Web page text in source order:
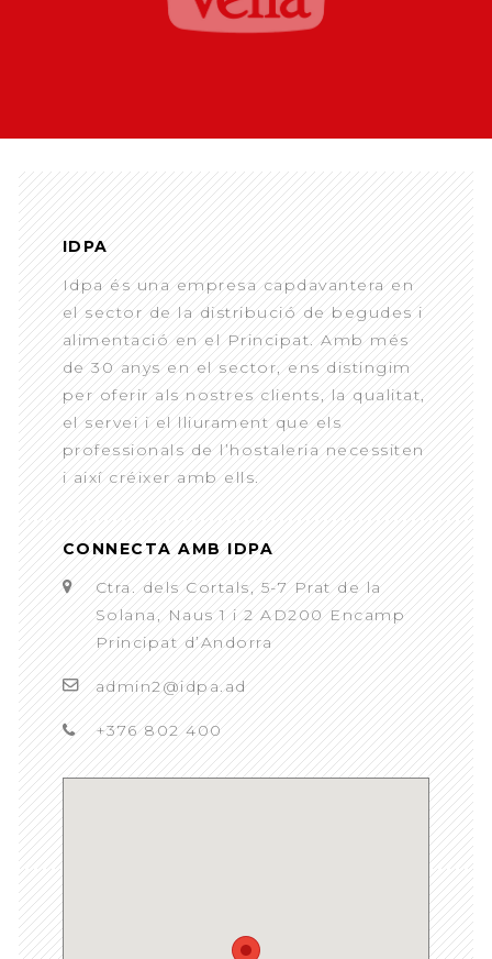
IDPA
Idpa és una empresa capdavantera en
el sector de la distribució de begudes i
alimentació en el Principat. Amb més
de 30 anys en el sector, ens distingim
per oferir als nostres clients, la qualitat,
el servei i el lliurament que els
professionals de l’hostaleria necessiten
i així créixer amb ells.
CONNECTA AMB IDPA
Ctra. dels Cortals, 5-7 Prat de la
Solana, Naus 1 i 2 AD200 Encamp
Principat d’Andorra
admin2@idpa.ad
+376 802 400